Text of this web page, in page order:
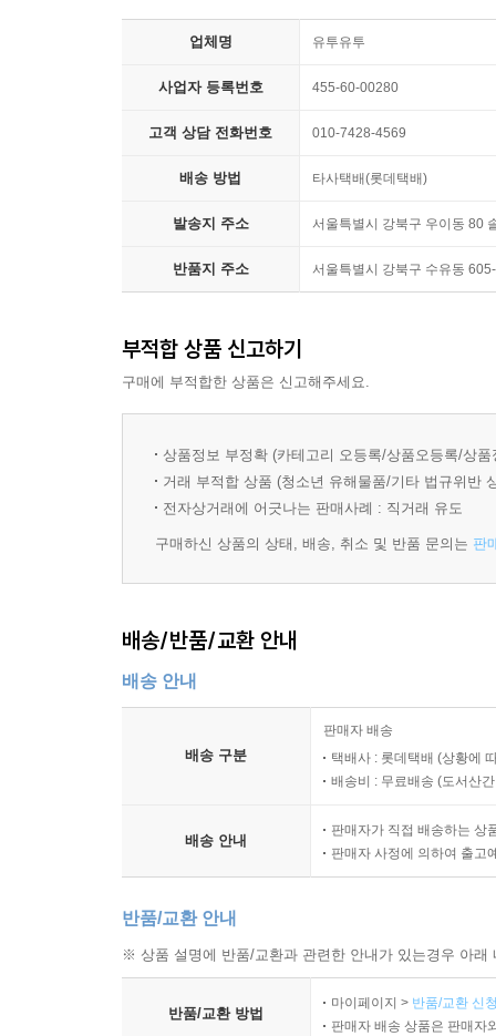
업체명 유투유투
사업자 등록번호 455-60-00280
고객 상담 전화번호 010-7428-4569
배송 방법 타사택배(롯데택배)
발송지 주소 서울특별시 강북구 우이동 80
반품지 주소 서울특별시 강북구 수유동
부적합 상품 신고하기
구매에 부적합한 상품은 신고해주세요.
상품정보 부정확 (카테고리 오등록/상품오등록/상
거래 부적합 상품 (청소년 유해물품/기타 법규위반
전자상거래에 어긋나는 판매사례 : 직거래 유도
구매하신 상품의 상태, 배송, 취소 및 반품 문의는 판
배송/반품/교환 안내
배송 안내
배송 구분
판매자 배송
택배사 : 롯데택배 (상황에
배송비 : 무료배송 (도서산
배송 안내
판매자가 직접 배송하는 상
판매자 사정에 의하여 출고
반품/교환 안내
※ 상품 설명에 반품/교환과 관련한 안내가 있는경우 아
반품/교환 방법
마이페이지 > 반품/교환 신
판매자 배송 상품은 판매자